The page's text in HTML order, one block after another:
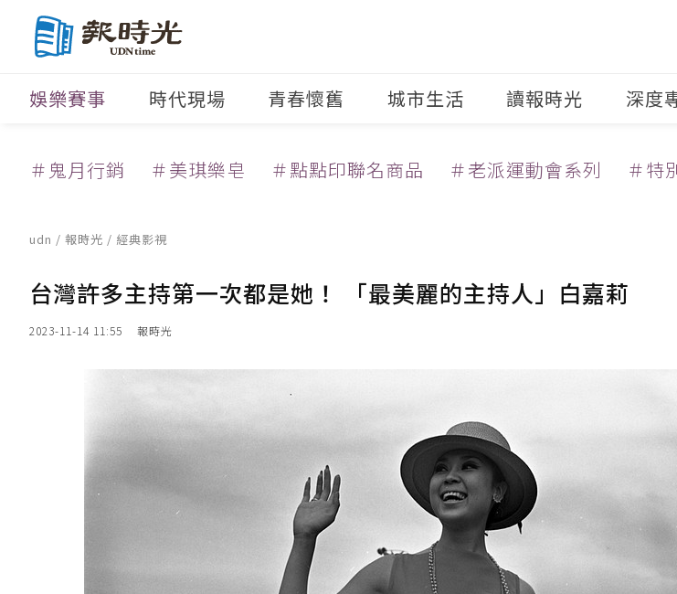
娛樂賽事 時代現場 青春懷舊 城市生活 讀報時光 深度
＃鬼月行銷 ＃美琪樂皂 ＃點點印聯名商品 ＃老派運動會系列 ＃特
udn / 報時光 / 經典影視
台灣許多主持第一次都是她！ 「最美麗的主持人」白嘉莉
2023-11-14 11:55 報時光